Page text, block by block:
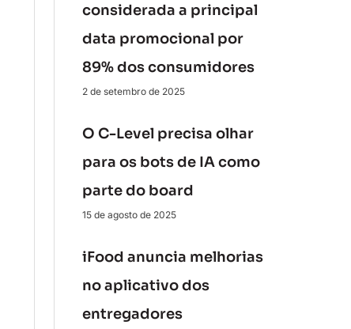
considerada a principal
data promocional por
89% dos consumidores
2 de setembro de 2025
O C-Level precisa olhar
para os bots de IA como
parte do board
15 de agosto de 2025
iFood anuncia melhorias
no aplicativo dos
entregadores